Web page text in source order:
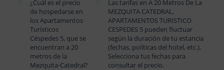
¿Cuál es el precio
de hospedarse en
los Apartamentos
Turísticos
Céspedes 5, que se
encuentran a 20
metros de la
Mezquita-Catedral?
Las tarifas en A 20 Metros De La
MEZQUITA CATEDRAL,
APARTAMENTOS TURISTICO
CESPEDES 5 pueden fluctuar
según la duración de tu estancia
(fechas, políticas del hotel, etc.).
Selecciona tus fechas para
consultar el precio.